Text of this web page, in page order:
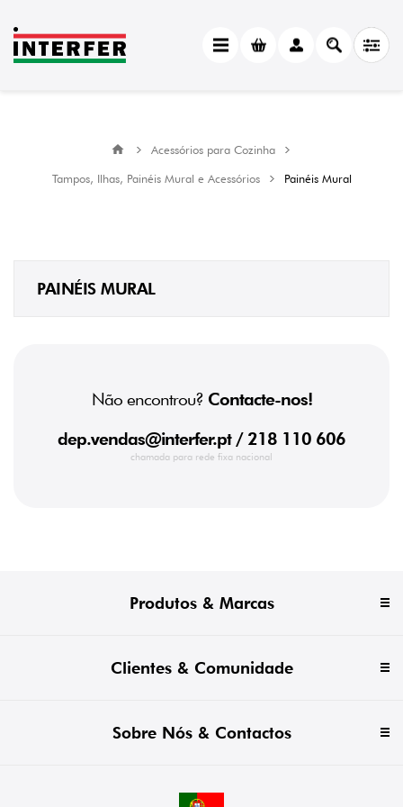
Acessórios para Cozinha
Tampos, Ilhas, Painéis Mural e Acessórios
Painéis Mural
PAINÉIS MURAL
Não encontrou? Contacte-nos!
dep.vendas@interfer.pt/ 218 110 606
chamada para rede fixa nacional
Produtos & Marcas
Clientes & Comunidade
Sobre Nós & Contactos